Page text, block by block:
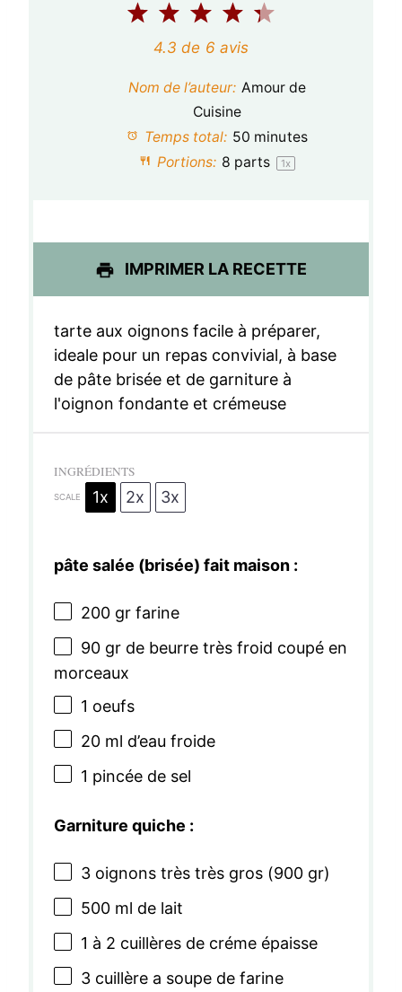
5
t
i
s
4
é
t
i
s
3
é
t
o
i
s
2
é
t
i
s
1
é
t
i
4.3 de 6 avis
Nom de l’auteur: Amour de
Cuisine
Temps total: 50 minutes
Portions: 8 parts 1x
IMPRIMER LA RECETTE
tarte aux oignons facile à préparer,
ideale pour un repas convivial, à base
de pâte brisée et de garniture à
l'oignon fondante et crémeuse
INGRÉDIENTS
SCALE 1x 2x 3x
pâte salée (brisée) fait maison :
200gr farine
90gr de beurre très froid coupé en
morceaux
1 oeufs
20ml d’eau froide
1 pincée de sel
Garniture quiche :
3oignons très très gros (900 gr)
500ml de lait
1 à 2 cuillères de créme épaisse
3cuillère a soupe de farine